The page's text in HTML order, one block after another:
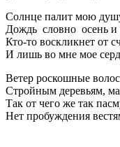
Солнце палит мою
Дождь словно осень и
Кто-то воскликнет от
И лишь во мне мое
Ветер роскошные
Стройным деревьям,
Так от чего же так
Нет пробуждения